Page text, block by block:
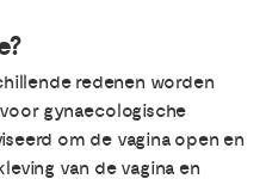
redenen worden
gynaecologische
om de vagina open en
van de vagina en